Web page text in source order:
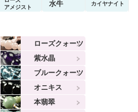
アメジスト
水牛 カイヤナイト
ローズクォーツ
紫水晶
ブルークォーツ
オニキス
本翡翠